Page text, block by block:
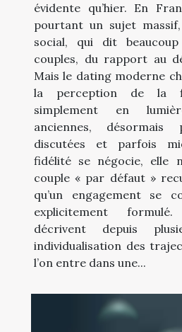
évidente qu’hier. En
pourtant un sujet
social, qui dit
couples, du rapport au
Mais le dating moderne
la perception de la
simplement en
anciennes, désormais
discutées et parfois
fidélité se négocie, elle
couple « par défaut »
qu’un engagement se
explicitement
décrivent depuis
individualisation des
l’on entre dans une...